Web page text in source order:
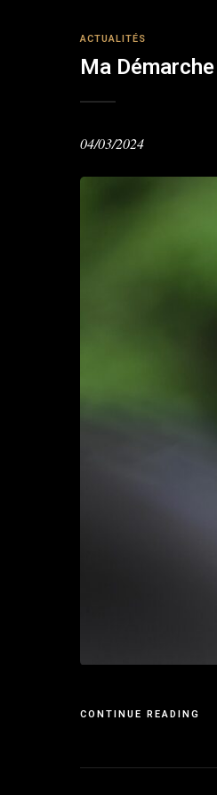
ACTUALITÉS
Ma Démarche
04/03/2024
CONTINUE READING